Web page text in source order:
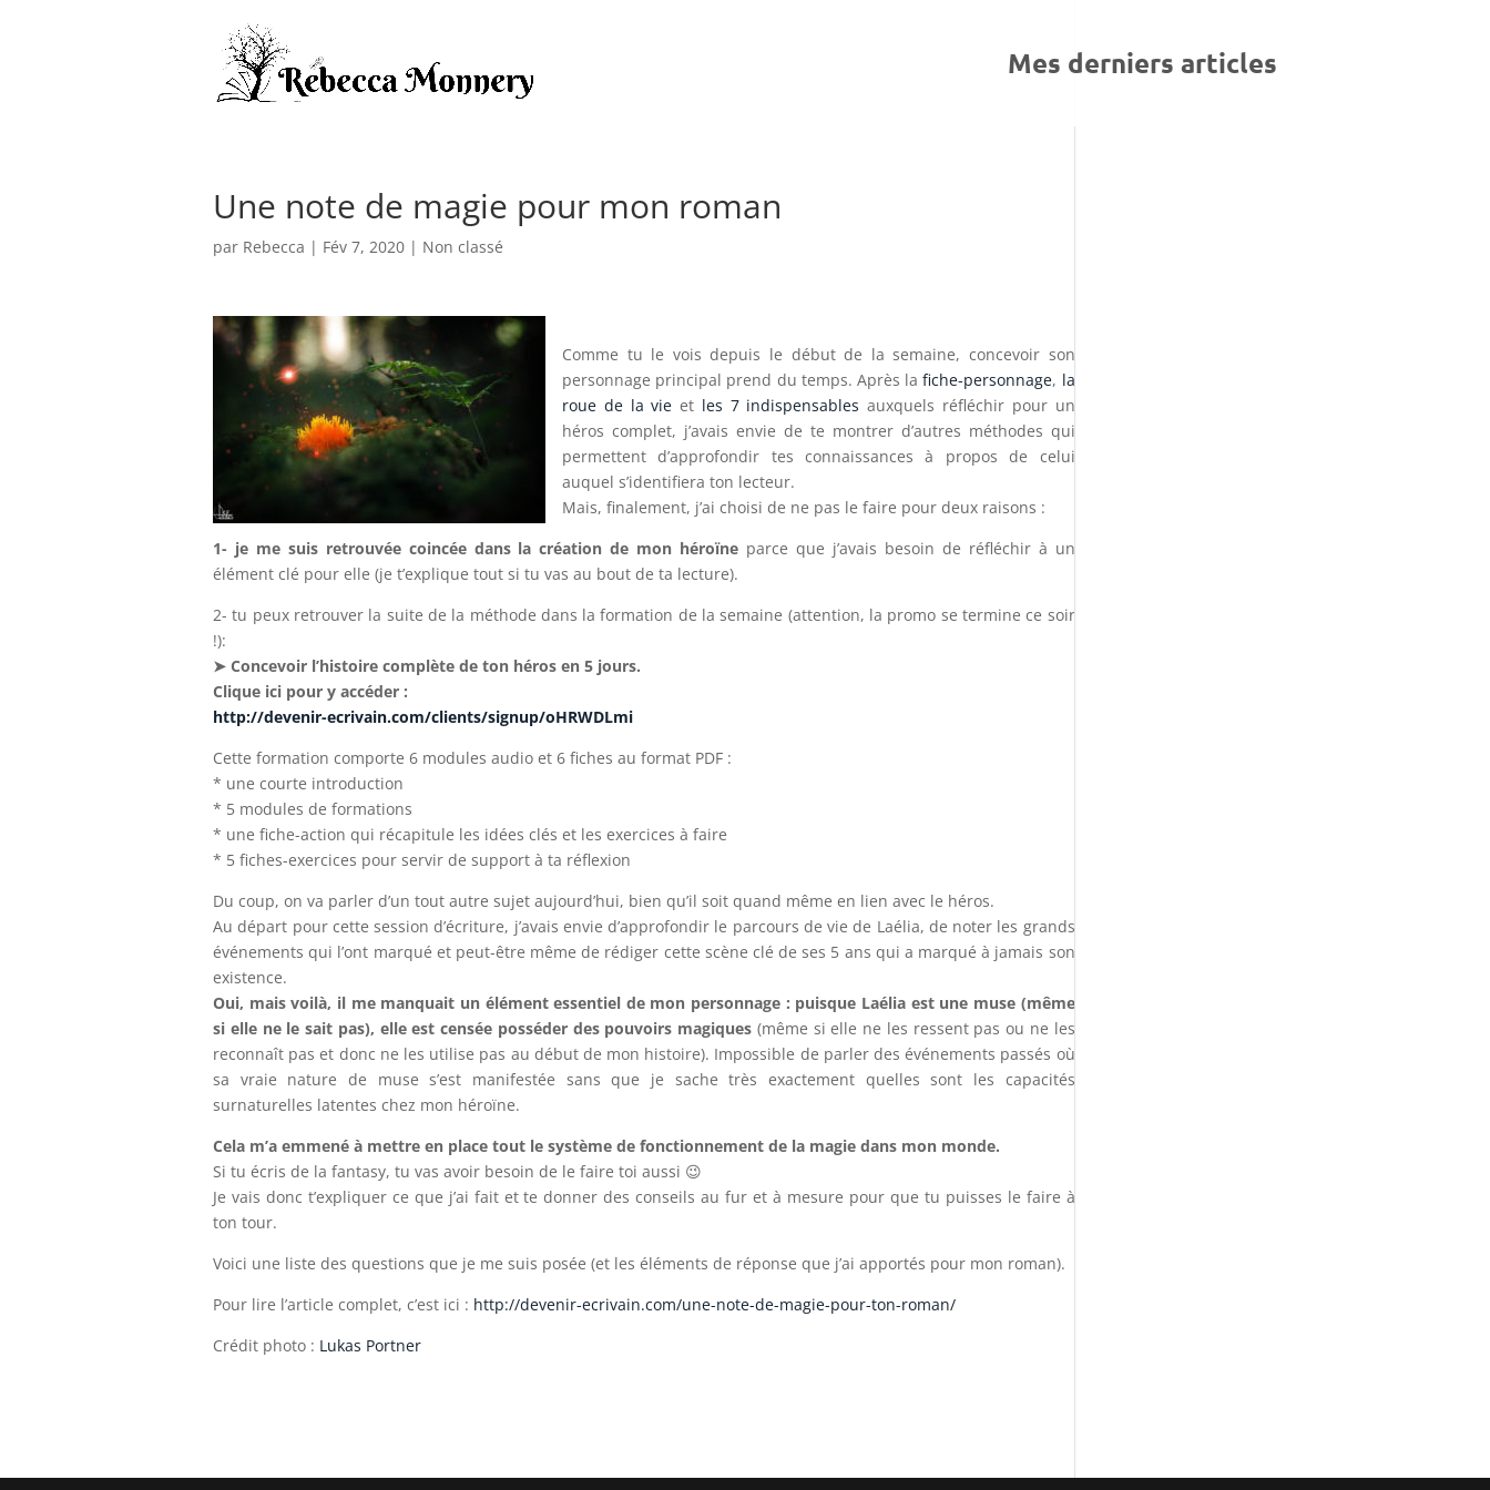
Mes derniers articles
Une note de magie pour mon roman
par Rebecca | Fév 7, 2020 | Non classé
Comme tu le vois depuis le début de la semaine, concevoir son
personnage principal prend du temps. Après lafiche-personnage, la
roue de la vie et les 7 indispensables auxquels réfléchir pour un
héros complet, j’avais envie de te montrer d’autres méthodes qui
permettent d’approfondir tes connaissances à propos de celui
auquel s’identifiera ton lecteur.
Mais, finalement, j’ai choisi de ne pas le faire pour deux raisons :
1- je me suis retrouvée coincée dans la création de mon héroïne parce que j’avais besoin de réfléchir à un
élément clé pour elle (je t’explique tout si tu vas au bout de ta lecture).
2- tu peux retrouver la suite de la méthode dans la formation de la semaine (attention, la promo se termine ce soir
!):
➤ Concevoir l’histoire complète de ton héros en 5 jours.
Clique ici pour y accéder :
http://devenir-ecrivain.com/clients/signup/oHRWDLmi
Cette formation comporte 6 modules audio et 6 fiches au format PDF :
* une courte introduction
* 5 modules de formations
* une fiche-action qui récapitule les idées clés et les exercices à faire
* 5 fiches-exercices pour servir de support à ta réflexion
Du coup, on va parler d’un tout autre sujet aujourd’hui, bien qu’il soit quand même en lien avec le héros.
Au départ pour cette session d’écriture, j’avais envie d’approfondir le parcours de vie de Laélia, de noter les grands
événements qui l’ont marqué et peut-être même de rédiger cette scène clé de ses 5 ans qui a marqué à jamais son
existence.
Oui, mais voilà, il me manquait un élément essentiel de mon personnage : puisque Laélia est une muse (même
si elle ne le sait pas), elle est censée posséder des pouvoirs magiques (même si elle ne les ressent pas ou ne les
reconnaît pas et donc ne les utilise pas au début de mon histoire). Impossible de parler des événements passés où
sa vraie nature de muse s’est manifestée sans que je sache très exactement quelles sont les capacités
surnaturelles latentes chez mon héroïne.
Cela m’a emmené à mettre en place tout le système de fonctionnement de la magie dans mon monde.
Si tu écris de la fantasy, tu vas avoir besoin de le faire toi aussi 😉
Je vais donc t’expliquer ce que j’ai fait et te donner des conseils au fur et à mesure pour que tu puisses le faire à
ton tour.
Voici une liste des questions que je me suis posée (et les éléments de réponse que j’ai apportés pour mon roman).
Pour lire l’article complet, c’est ici : http://devenir-ecrivain.com/une-note-de-magie-pour-ton-roman/
Crédit photo : Lukas Portner